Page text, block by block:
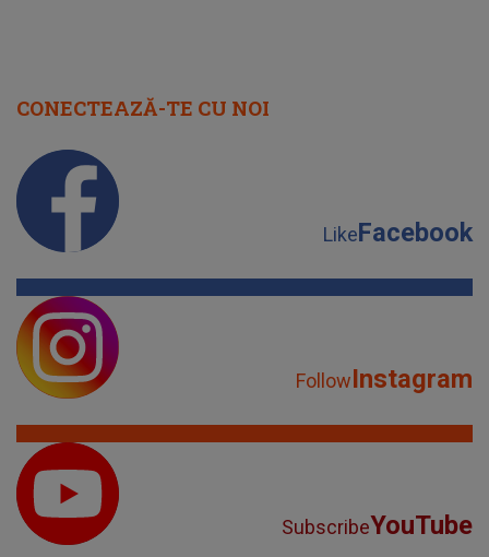
CONECTEAZĂ-TE CU NOI
LikeFacebook
FollowInstagram
SubscribeYouTube